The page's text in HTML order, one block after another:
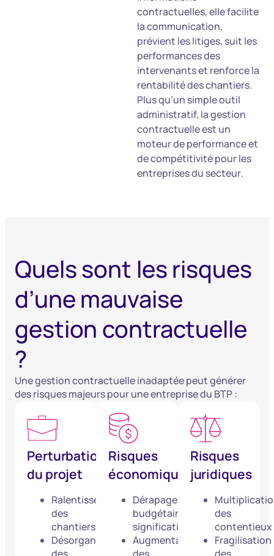
contractuelles, elle facilite
la communication,
prévient les litiges, suit les
performances des
intervenants et renforce la
rentabilité des chantiers.
Plus qu’un simple outil
administratif, la gestion
contractuelle est un
moteur de performance et
de compétitivité pour les
entreprises du secteur.
Quels sont les risques
d’une mauvaise
gestion contractuelle
?
Une gestion contractuelle inadaptée peut générer
des risques majeurs pour une entreprise du BTP :
Perturbations
du projet
Ralentissement
des
chantiers
Désorganisation
Risques
économiques
Dérapages
budgétaires
significatifs
Augmentation
Risques
juridiques
des
contentieux
Fragilisation